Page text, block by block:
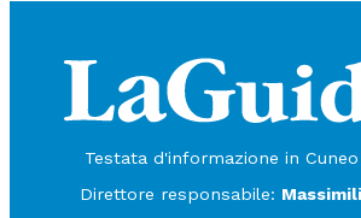
Testata d'informazione in
Direttore responsabile: